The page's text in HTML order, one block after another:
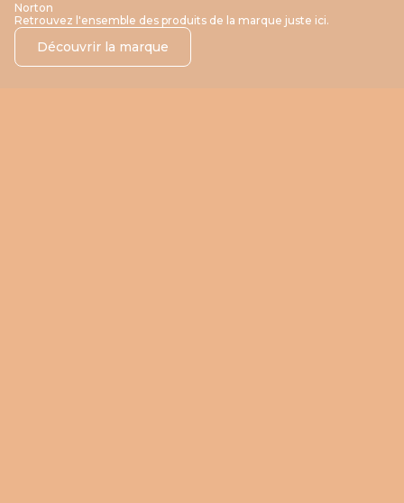
Norton
Retrouvez l'ensemble des produits de la marque juste ici.
Découvrir la marque